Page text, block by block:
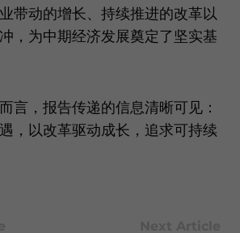
带动的增长、持续推进的改革以
，为中期经济发展奠定了坚实基
言，报告传递的信息清晰可见：
，以改革驱动成长，追求可持续